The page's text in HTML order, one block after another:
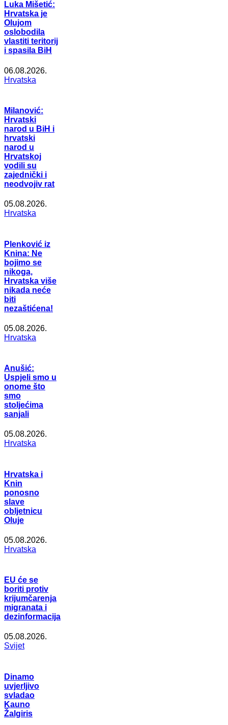
Luka Mišetić:
Hrvatska je
Olujom
oslobodila
vlastiti teritorij
i spasila BiH
06.08.2026.
Hrvatska
Milanović:
Hrvatski
narod u BiH i
hrvatski
narod u
Hrvatskoj
vodili su
zajednički i
neodvojiv rat
05.08.2026.
Hrvatska
Plenković iz
Knina: Ne
bojimo se
nikoga,
Hrvatska više
nikada neće
biti
nezaštićena!
05.08.2026.
Hrvatska
Anušić:
Uspjeli smo u
onome što
smo
stoljećima
sanjali
05.08.2026.
Hrvatska
Hrvatska i
Knin
ponosno
slave
obljetnicu
Oluje
05.08.2026.
Hrvatska
EU će se
boriti protiv
krijumčarenja
migranata i
dezinformacija
05.08.2026.
Svijet
Dinamo
uvjerljivo
svladao
Kauno
Žalgiris